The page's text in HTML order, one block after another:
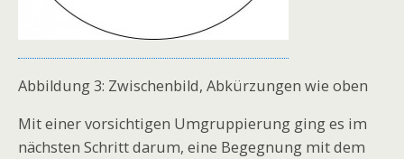
Abbildung 3: Zwischenbild, Abkürzungen wie oben
Mit einer vorsichtigen Umgruppierung ging es im
nächsten Schritt darum, eine Begegnung mit dem